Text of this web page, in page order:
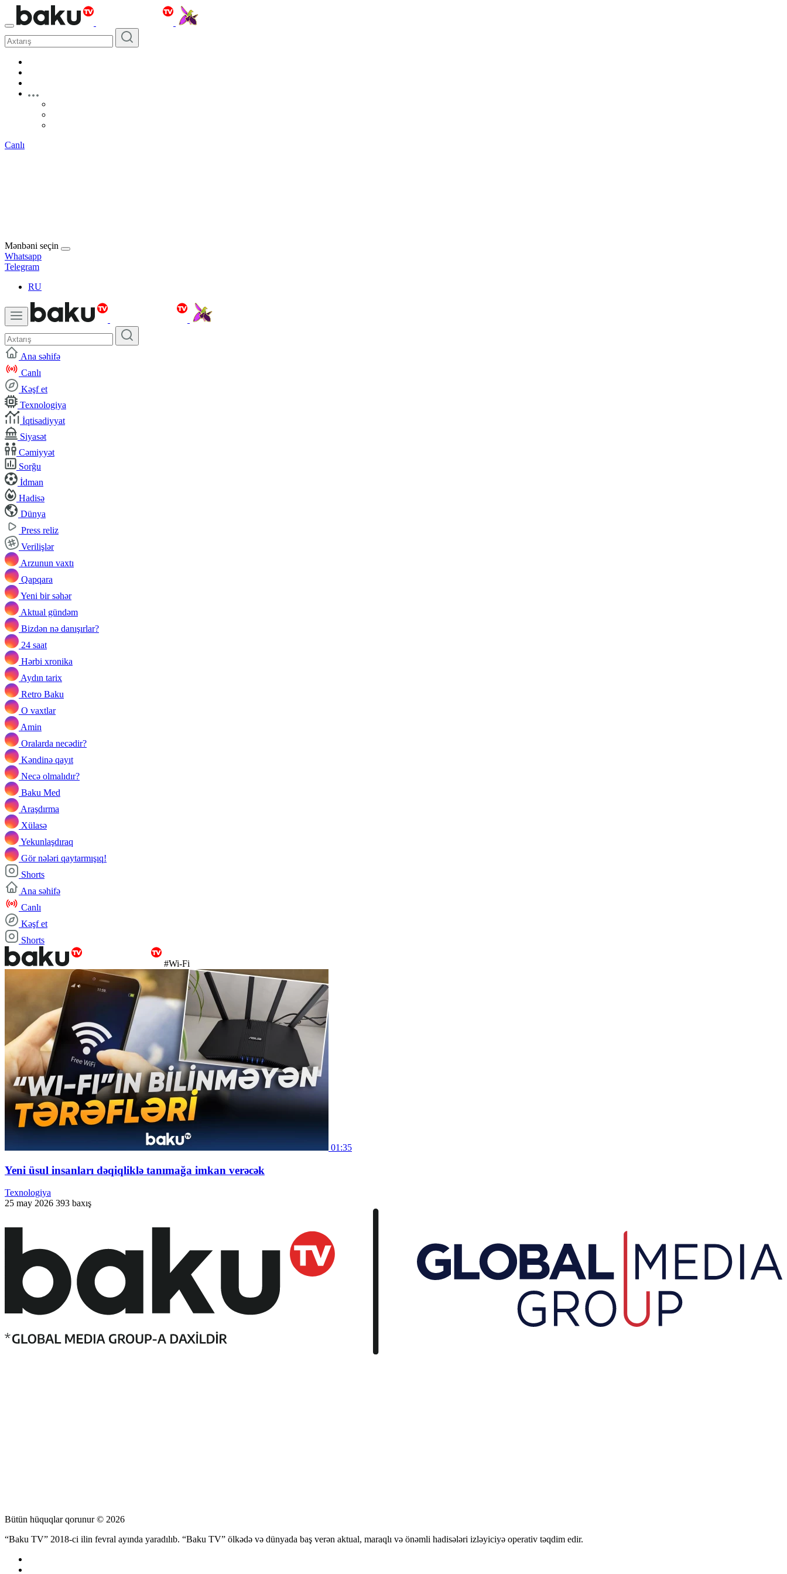
Canlı
Mənbəni seçin
Whatsapp
Telegram
RU
Ana səhifə
Canlı
Kəşf et
Texnologiya
İqtisadiyyat
Siyasət
Cəmiyyət
Sorğu
İdman
Hadisə
Dünya
Press reliz
Verilişlər
Arzunun vaxtı
Qapqara
Yeni bir səhər
Aktual gündəm
Bizdən nə danışırlar?
24 saat
Hərbi xronika
Aydın tarix
Retro Baku
O vaxtlar
Amin
Oralarda necədir?
Kəndinə qayıt
Necə olmalıdır?
Baku Med
Araşdırma
Xülasə
Yekunlaşdıraq
Gör nələri qaytarmışıq!
Shorts
Ana səhifə
Canlı
Kəşf et
Shorts
#Wi-Fi
01:35
Yeni üsul insanları dəqiqliklə tanımağa imkan verəcək
Texnologiya
25 may 2026 393 baxış
Bütün hüquqlar qorunur © 2026
“Baku TV” 2018-ci ilin fevral ayında yaradılıb. “Baku TV” ölkədə və dünyada baş verən aktual, maraqlı və önəmli hadisələri izləyiciyə operativ təqdim edir.